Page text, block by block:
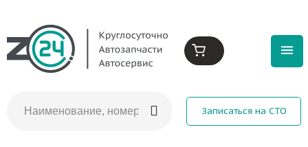
Записаться на СТО